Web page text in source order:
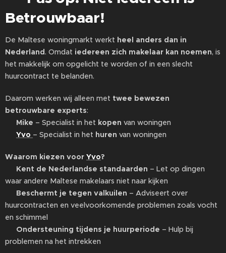
Betrouwbaar!
De Maltese woningmarkt werkt heel anders dan in
Nederland. Omdat iedereen zich makelaar kan noemen, is
het makkelijk om opgelicht te worden of in een slecht
huurcontract te belanden.
Daarom werken wij alleen met twee bewezen
betrouwbare experts:
Mike – Specialist in het kopen van woningen
Yvo – Specialist in het huren van woningen
Waarom kiezen voor Yvo?
Kent de Nederlandse standaarden – Let op dingen
waar andere Maltese makelaars niet naar kijken
Beschermt je tegen valkuilen – Adviseert over
huurcontracten en veelvoorkomende problemen zoals vocht
en schimmel
Ondersteuning tijdens je huurperiode – Hulp bij
problemen na het intrekken